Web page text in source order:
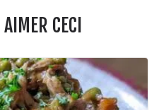
CECI